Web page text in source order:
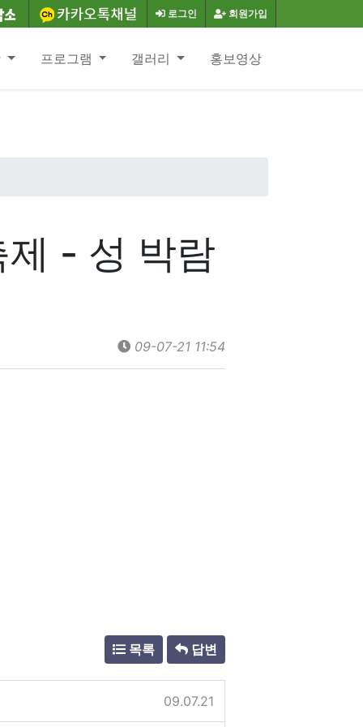
회원가입
로그인
프로그램 갤러리 홍보영상
- 성 박람
09-07-21 11:54
목록 답변
09.07.21